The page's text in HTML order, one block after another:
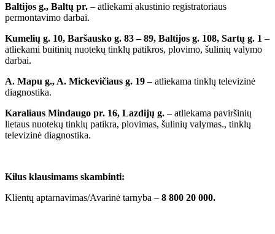
Baltijos g., Baltų pr. – atliekami akustinio registratoriaus
permontavimo darbai.
Kumelių g. 10, Baršausko g. 83 – 89, Baltijos g. 108, Sartų g. 1 –
atliekami buitinių nuotekų tinklų patikros, plovimo, šulinių valymo
darbai.
A. Mapu g., A. Mickevičiaus g. 19 – atliekama tinklų televizinė
diagnostika.
Karaliaus Mindaugo pr. 16, Lazdijų g. – atliekama paviršinių
lietaus nuotekų tinklų patikra, plovimas, šulinių valymas., tinklų
televizinė diagnostika.
Kilus klausimams skambinti:
Klientų aptarnavimas/Avarinė tarnyba – 8 800 20 000.